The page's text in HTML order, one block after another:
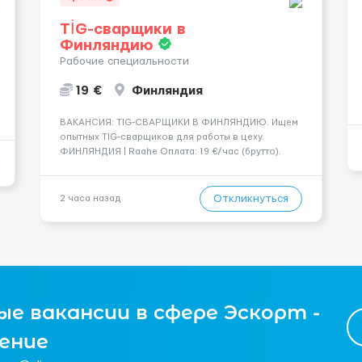
TİG-сварщики в
Финляндию
Рабочие специальности
19 € Финляндия
​​ВАКАНСИЯ: TIG-СВАРЩИКИ В ФИНЛЯНДИЮ. Ищем
опытных TIG-сварщиков для работы в цеху.
ФИНЛЯНДИЯ | Raahe Оплата: 19 €/час (брутто).
переработки. Дата начала: — Как можно скорее....
2 часа назад Откликнуться
вакансии в сфере Эскорт -